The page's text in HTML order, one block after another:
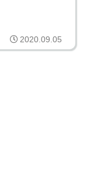
2020.09.05